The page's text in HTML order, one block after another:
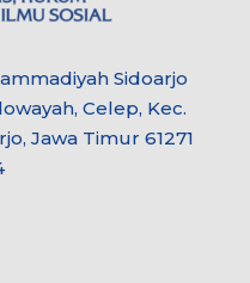
Sidoarjo
Celep, Kec.
Jawa Timur 61271